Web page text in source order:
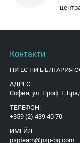
Контакти
ПИ ЕС ПИ БЪЛГАРИЯ
АДРЕС:
София, ул. Проф. Г.
ТЕЛЕФОН:
+359 (2) 439 40 70
ИМЕЙЛ:
pspteam@psp-bg.com